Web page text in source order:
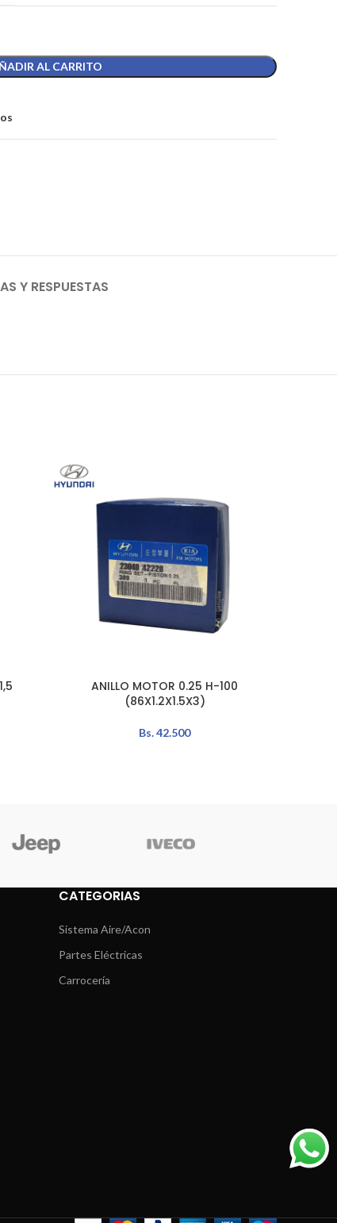
AL CARRITO
Y RESPUESTAS
AÑADIR AL CARRITO
ANILLO MOTOR 0.25 H-100
(86X1.2X1.5X3)
Bs.42.500
CATEGORIAS
Sistema Aire/Acon
Partes Eléctricas
Carrocería